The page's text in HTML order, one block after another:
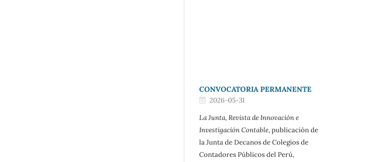
CONVOCATORIA PERMANENTE
2026-05-31
La Junta, Revista de Innovación e
Investigación Contable, publicación de
la Junta de Decanos de Colegios de
Contadores Públicos del Perú,